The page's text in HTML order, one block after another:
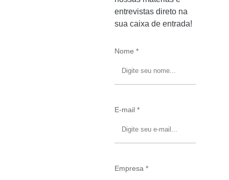
entrevistas direto na
sua caixa de entrada!
Nome *
E-mail *
Empresa *